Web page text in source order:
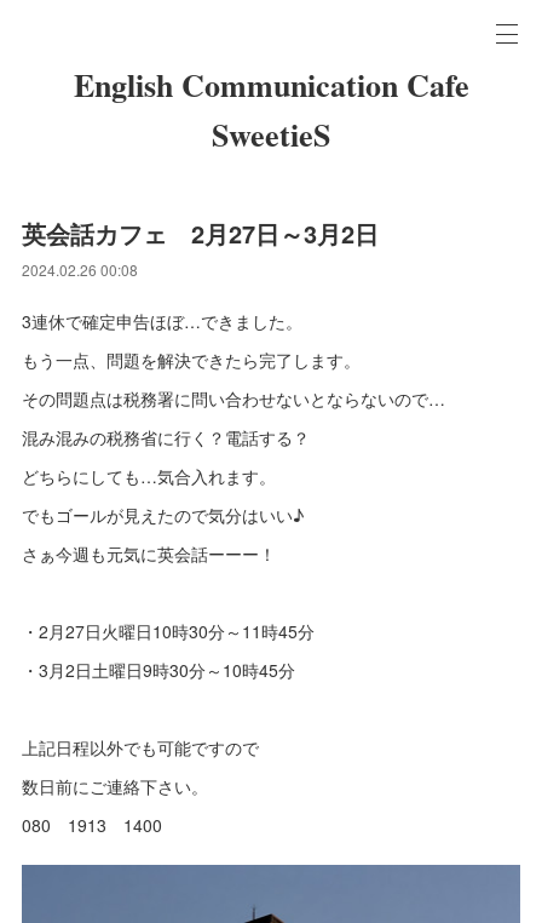
English Communication Cafe
SweetieS
英会話カフェ 2月27日～3月2日
2024.02.26 00:08
3連休で確定申告ほぼ…できました。
もう一点、問題を解決できたら完了します。
その問題点は税務署に問い合わせないとならないので…
混み混みの税務省に行く？電話する？
どちらにしても…気合入れます。
でもゴールが見えたので気分はいい♪
さぁ今週も元気に英会話ーーー！
・2月27日火曜日10時30分～11時45分
・3月2日土曜日9時30分～10時45分
上記日程以外でも可能ですので
数日前にご連絡下さい。
080 1913 1400